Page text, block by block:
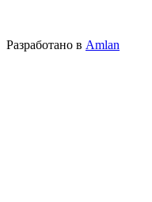
Разработано в Amlan